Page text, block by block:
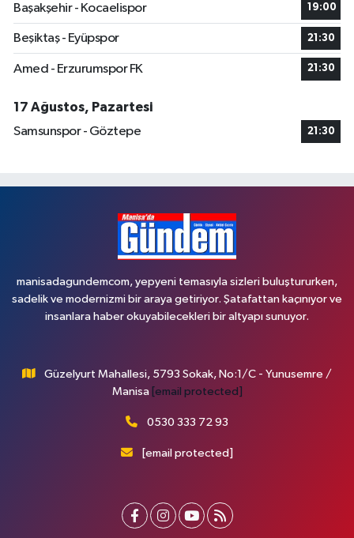
Başakşehir - Kocaelispor
19:00
Beşiktaş - Eyüpspor 21:30
Amed - Erzurumspor FK 21:30
17 Ağustos, Pazartesi
Samsunspor - Göztepe
21:30
manisadagundemcom, yepyeni temasıyla sizleri buluştururken,
sadelik ve modernizmi bir araya getiriyor. Şatafattan kaçınıyor ve
insanlara haber okuyabilecekleri bir altyapı sunuyor.
Güzelyurt Mahallesi, 5793 Sokak, No:1/C - Yunusemre /
Manisa [email protected]
0530 333 72 93
[email protected]